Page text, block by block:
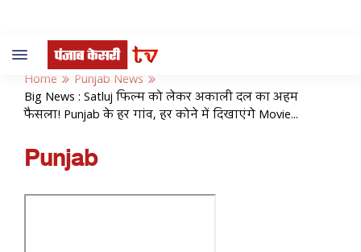
Toggle
navigation
Home
Punjab News
Big News : Satluj फिल्म को लेकर अकाली दल का अहम
फैसला! Punjab के हर गांव, हर कोने में दिखाएंगे Movie...
Punjab